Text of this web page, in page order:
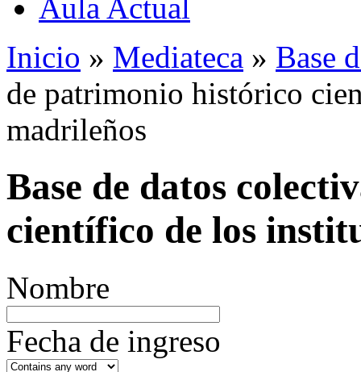
Aula Actual
Inicio » Mediateca » Base
de patrimonio histórico
madrileños
Base de datos
científico de los
Nombre
Fecha de ingreso